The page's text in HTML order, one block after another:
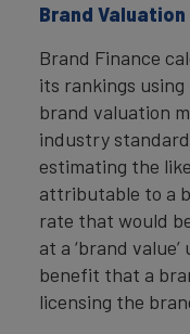
Brand
Brand Finance
its rankings using
brand valuation
industry
estimating the
attributable to a
rate that would
at a ‘brand
benefit that a
licensing the